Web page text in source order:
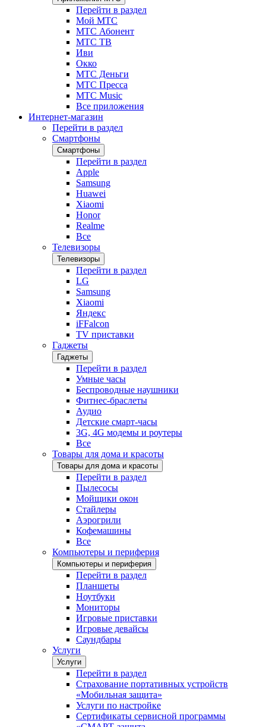
Перейти в раздел
Мой МТС
МТС Абонент
МТС ТВ
Иви
Окко
МТС Деньги
МТС Пресса
МТС Music
Все приложения
Интернет-магазин
Перейти в раздел
Смартфоны
Смартфоны
Перейти в раздел
Apple
Samsung
Huawei
Xiaomi
Honor
Realme
Все
Телевизоры
Телевизоры
Перейти в раздел
LG
Samsung
Xiaomi
Яндекс
iFFalcon
TV приставки
Гаджеты
Гаджеты
Перейти в раздел
Умные часы
Беспроводные наушники
Фитнес-браслеты
Аудио
Детские смарт-часы
3G, 4G модемы и роутеры
Все
Товары для дома и красоты
Товары для дома и красоты
Перейти в раздел
Пылесосы
Мойщики окон
Стайлеры
Аэрогрили
Кофемашины
Все
Компьютеры и периферия
Компьютеры и периферия
Перейти в раздел
Планшеты
Ноутбуки
Мониторы
Игровые приставки
Игровые девайсы
Саундбары
Услуги
Услуги
Перейти в раздел
Страхование портативных устройств
«Мобильная защита»
Услуги по настройке
Сертификаты сервисной программы